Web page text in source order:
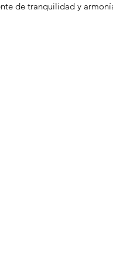
de tranquilidad y